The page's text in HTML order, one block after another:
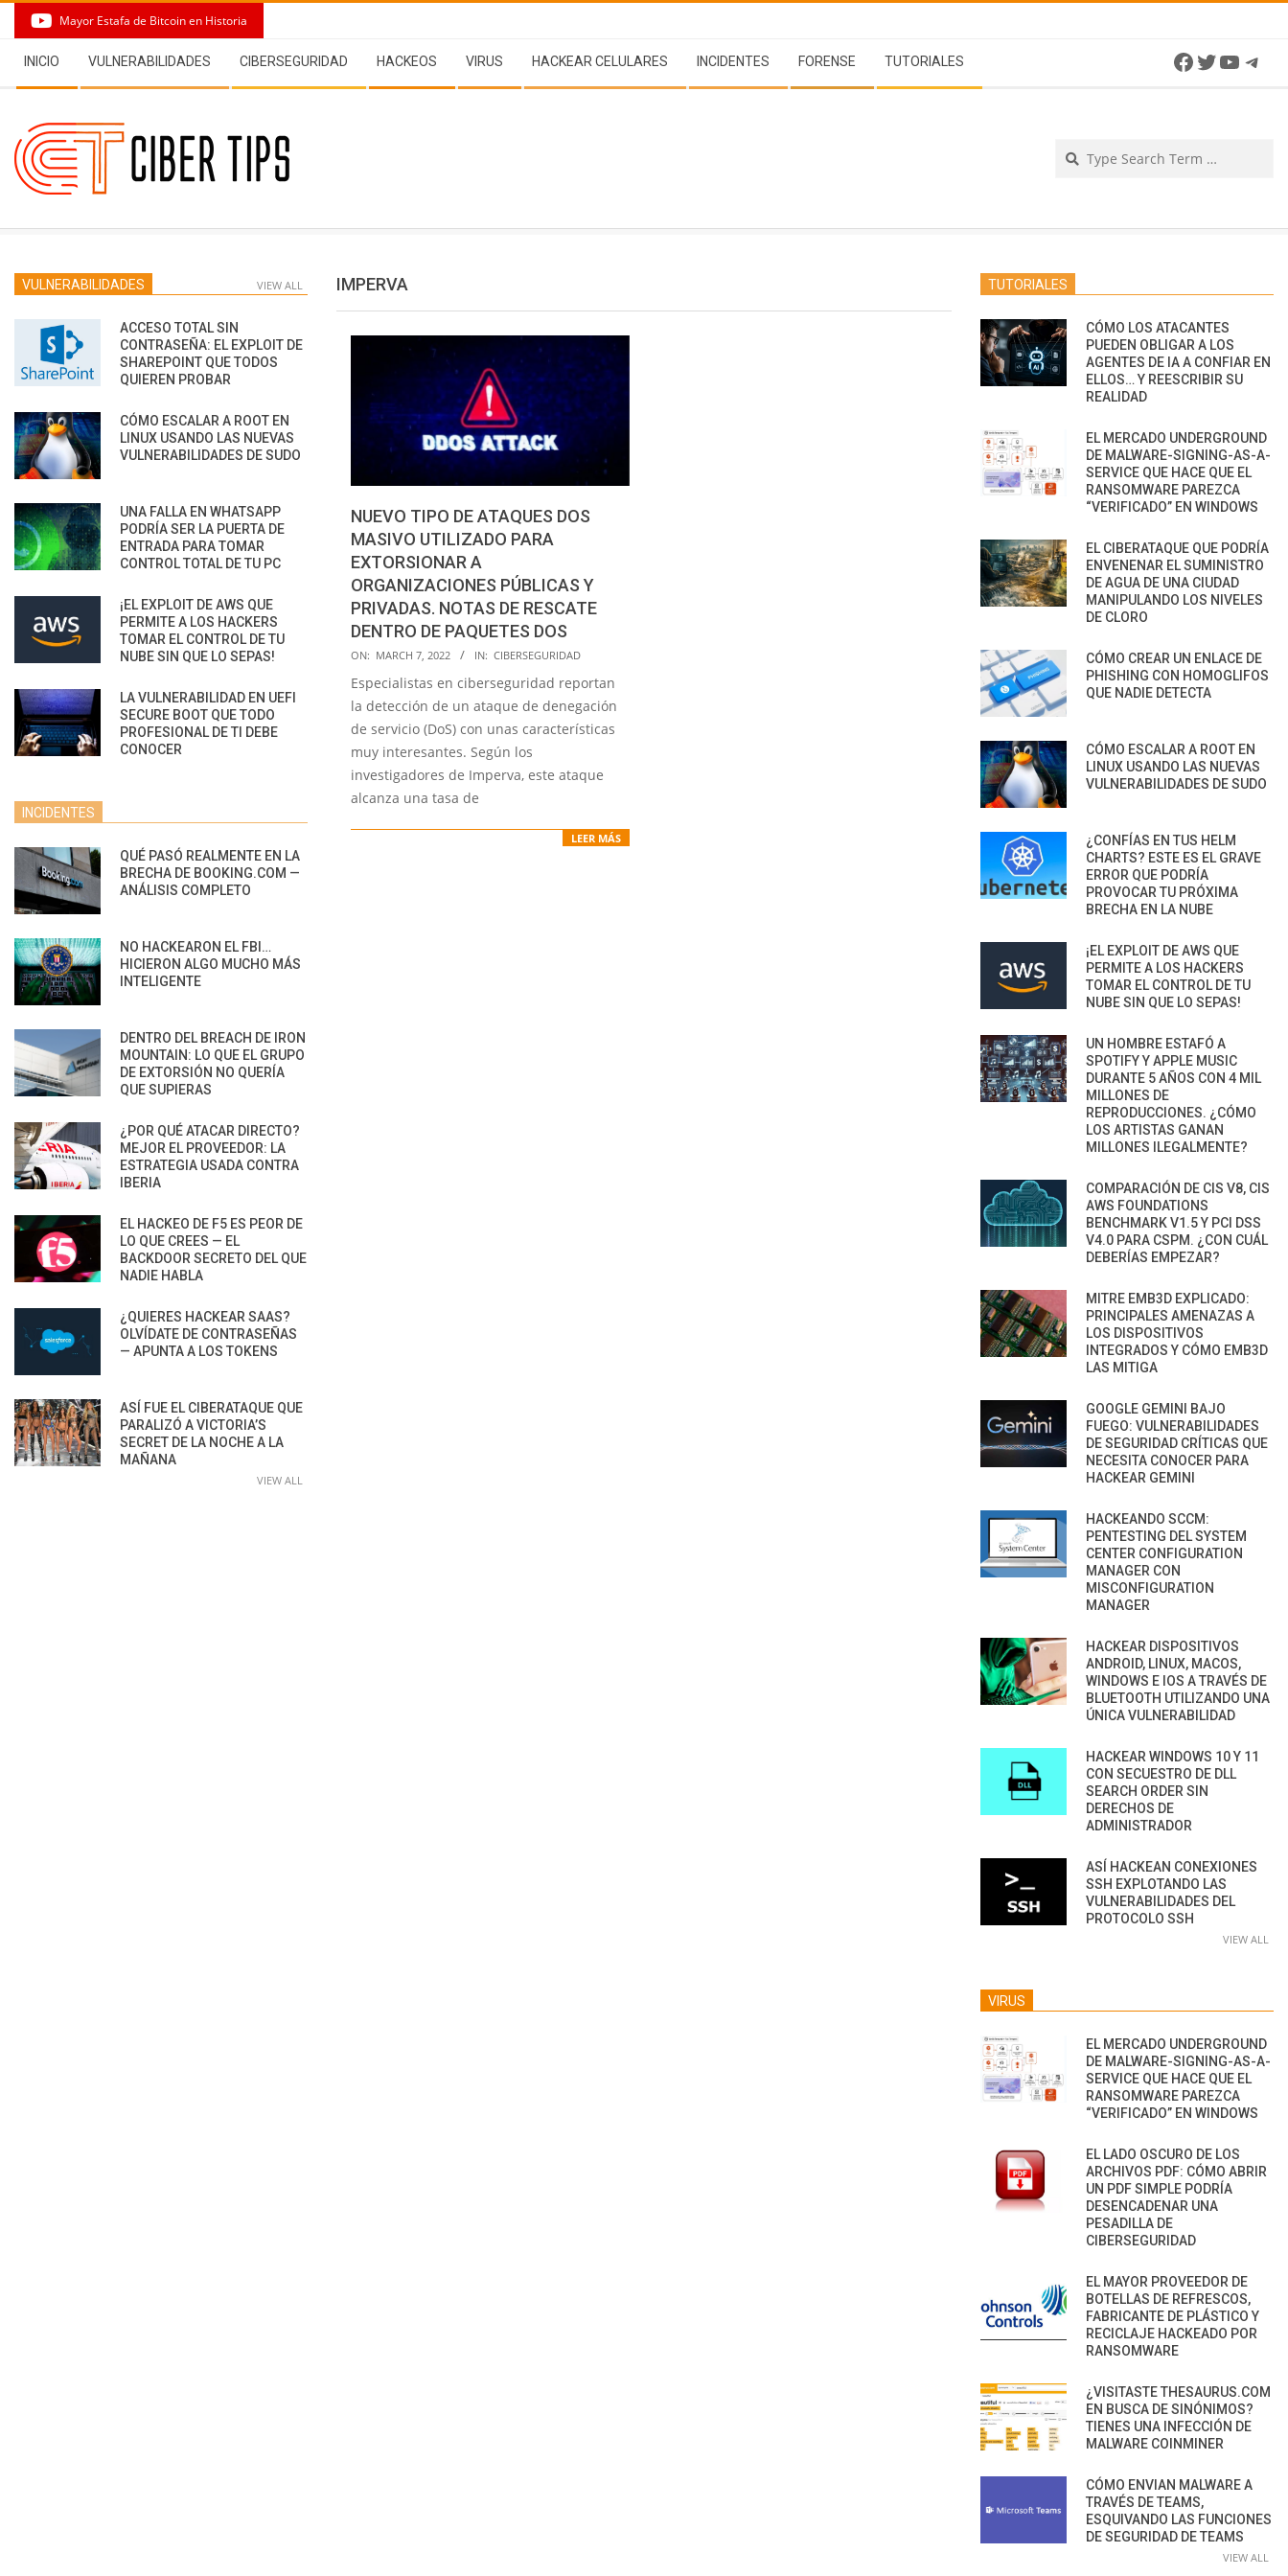
content
Mayor Estafa de Bitcoin en Historia
Navigation
Menu
INICIO VULNERABILIDADES CIBERSEGURIDAD HACKEOS VIRUS HACKEAR CELULARES INCIDENTES FORENSE TUTORIALES Facebook
Twitter
IMPERVA
NUEVO TIPO DE ATAQUES DOS
MASIVO UTILIZADO PARA
EXTORSIONAR A
ORGANIZACIONES PÚBLICAS Y
PRIVADAS. NOTAS DE RESCATE
DENTRO DE PAQUETES DOS
2022-
03-
07
ON: MARCH 7, 2022 IN: CIBERSEGURIDAD
Especialistas en ciberseguridad reportan
la detección de un ataque de denegación
de servicio (DoS) con unas características
muy interesantes. Según los
investigadores de Imperva, este ataque
alcanza una tasa de
LEER MÁS
VULNERABILIDADES VIEW ALL
ACCESO TOTAL SIN
CONTRASEÑA: EL EXPLOIT DE
SHAREPOINT QUE TODOS
QUIEREN PROBAR
CÓMO ESCALAR A ROOT EN
LINUX USANDO LAS NUEVAS
VULNERABILIDADES DE SUDO
UNA FALLA EN WHATSAPP
PODRÍA SER LA PUERTA DE
ENTRADA PARA TOMAR
CONTROL TOTAL DE TU PC
¡EL EXPLOIT DE AWS QUE
PERMITE A LOS HACKERS
TOMAR EL CONTROL DE TU
NUBE SIN QUE LO SEPAS!
LA VULNERABILIDAD EN UEFI
SECURE BOOT QUE TODO
PROFESIONAL DE TI DEBE
CONOCER
INCIDENTES
QUÉ PASÓ REALMENTE EN LA
BRECHA DE BOOKING.COM —
ANÁLISIS COMPLETO
NO HACKEARON EL FBI…
HICIERON ALGO MUCHO MÁS
INTELIGENTE
DENTRO DEL BREACH DE IRON
MOUNTAIN: LO QUE EL GRUPO
DE EXTORSIÓN NO QUERÍA
QUE SUPIERAS
¿POR QUÉ ATACAR DIRECTO?
MEJOR EL PROVEEDOR: LA
ESTRATEGIA USADA CONTRA
IBERIA
EL HACKEO DE F5 ES PEOR DE
LO QUE CREES — EL
BACKDOOR SECRETO DEL QUE
NADIE HABLA
¿QUIERES HACKEAR SAAS?
OLVÍDATE DE CONTRASEÑAS
— APUNTA A LOS TOKENS
ASÍ FUE EL CIBERATAQUE QUE
PARALIZÓ A VICTORIA’S
SECRET DE LA NOCHE A LA
MAÑANA
VIEW ALL
TUTORIALES
CÓMO LOS ATACANTES
PUEDEN OBLIGAR A LOS
AGENTES DE IA A CONFIAR EN
ELLOS… Y REESCRIBIR SU
REALIDAD
EL MERCADO UNDERGROUND
DE MALWARE-SIGNING-AS-A-
SERVICE QUE HACE QUE EL
RANSOMWARE PAREZCA
“VERIFICADO” EN WINDOWS
EL CIBERATAQUE QUE PODRÍA
ENVENENAR EL SUMINISTRO
DE AGUA DE UNA CIUDAD
MANIPULANDO LOS NIVELES
DE CLORO
CÓMO CREAR UN ENLACE DE
PHISHING CON HOMOGLIFOS
QUE NADIE DETECTA
CÓMO ESCALAR A ROOT EN
LINUX USANDO LAS NUEVAS
VULNERABILIDADES DE SUDO
¿CONFÍAS EN TUS HELM
CHARTS? ESTE ES EL GRAVE
ERROR QUE PODRÍA
PROVOCAR TU PRÓXIMA
BRECHA EN LA NUBE
¡EL EXPLOIT DE AWS QUE
PERMITE A LOS HACKERS
TOMAR EL CONTROL DE TU
NUBE SIN QUE LO SEPAS!
UN HOMBRE ESTAFÓ A
SPOTIFY Y APPLE MUSIC
DURANTE 5 AÑOS CON 4 MIL
MILLONES DE
REPRODUCCIONES. ¿CÓMO
LOS ARTISTAS GANAN
MILLONES ILEGALMENTE?
COMPARACIÓN DE CIS V8, CIS
AWS FOUNDATIONS
BENCHMARK V1.5 Y PCI DSS
V4.0 PARA CSPM. ¿CON CUÁL
DEBERÍAS EMPEZAR?
MITRE EMB3D EXPLICADO:
PRINCIPALES AMENAZAS A
LOS DISPOSITIVOS
INTEGRADOS Y CÓMO EMB3D
LAS MITIGA
GOOGLE GEMINI BAJO
FUEGO: VULNERABILIDADES
DE SEGURIDAD CRÍTICAS QUE
NECESITA CONOCER PARA
HACKEAR GEMINI
HACKEANDO SCCM:
PENTESTING DEL SYSTEM
CENTER CONFIGURATION
MANAGER CON
MISCONFIGURATION
MANAGER
HACKEAR DISPOSITIVOS
ANDROID, LINUX, MACOS,
WINDOWS E IOS A TRAVÉS DE
BLUETOOTH UTILIZANDO UNA
ÚNICA VULNERABILIDAD
HACKEAR WINDOWS 10 Y 11
CON SECUESTRO DE DLL
SEARCH ORDER SIN
DERECHOS DE
ADMINISTRADOR
ASÍ HACKEAN CONEXIONES
SSH EXPLOTANDO LAS
VULNERABILIDADES DEL
PROTOCOLO SSH
VIEW ALL
VIRUS
EL MERCADO UNDERGROUND
DE MALWARE-SIGNING-AS-A-
SERVICE QUE HACE QUE EL
RANSOMWARE PAREZCA
“VERIFICADO” EN WINDOWS
EL LADO OSCURO DE LOS
ARCHIVOS PDF: CÓMO ABRIR
UN PDF SIMPLE PODRÍA
DESENCADENAR UNA
PESADILLA DE
CIBERSEGURIDAD
EL MAYOR PROVEEDOR DE
BOTELLAS DE REFRESCOS,
FABRICANTE DE PLÁSTICO Y
RECICLAJE HACKEADO POR
RANSOMWARE
¿VISITASTE THESAURUS.COM
EN BUSCA DE SINÓNIMOS?
TIENES UNA INFECCIÓN DE
MALWARE COINMINER
CÓMO ENVIAN MALWARE A
TRAVÉS DE TEAMS,
ESQUIVANDO LAS FUNCIONES
DE SEGURIDAD DE TEAMS
VIEW ALL